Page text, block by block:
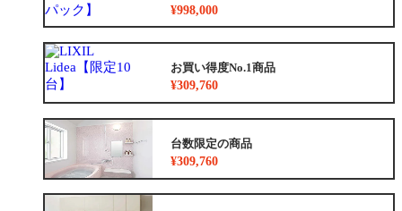
¥998,000
お買い得度No.1商品
¥309,760
台数限定の商品
¥309,760